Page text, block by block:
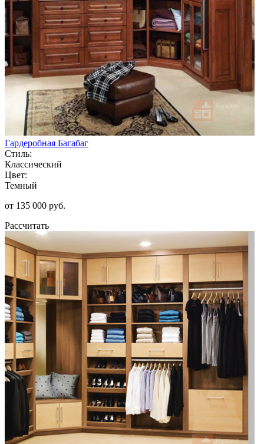
Гардеробная Багабаг
Стиль:
Классический
Цвет:
Темный
от 135 000 руб.
Рассчитать